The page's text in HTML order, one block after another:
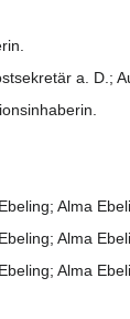
a. D.;
Alma
Alma
Alma